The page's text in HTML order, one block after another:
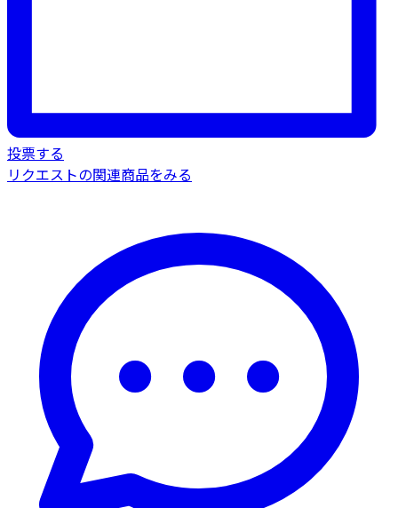
投票する
リクエストの関連商品をみる